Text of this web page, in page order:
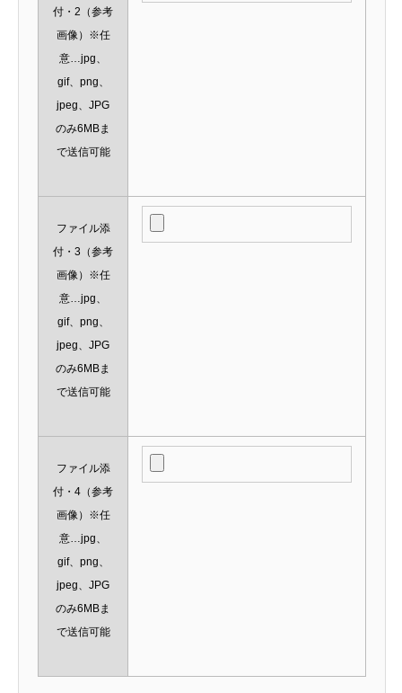
付・2（参考
画像）※任
意…jpg、
gif、png、
jpeg、JPG
のみ6MBま
で送信可能
ファイル添
付・3（参考
画像）※任
意…jpg、
gif、png、
jpeg、JPG
のみ6MBま
で送信可能
ファイル添
付・4（参考
画像）※任
意…jpg、
gif、png、
jpeg、JPG
のみ6MBま
で送信可能